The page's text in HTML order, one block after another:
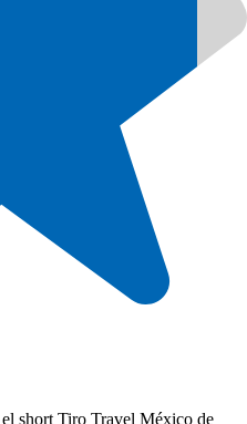
short Tiro Travel México de